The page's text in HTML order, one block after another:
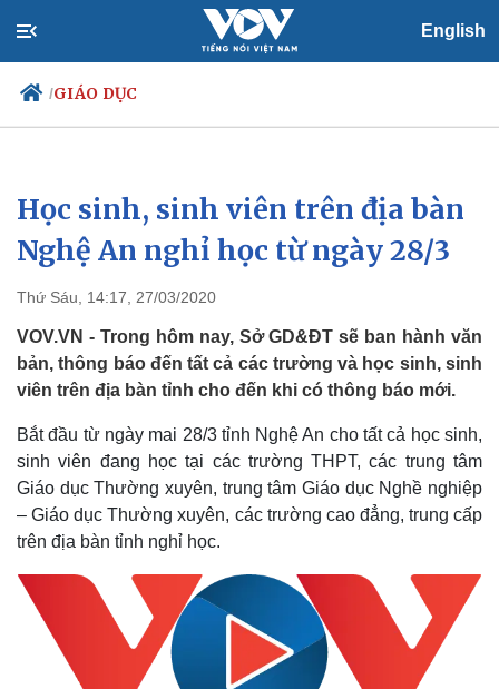
English
/GIÁO DỤC
Chính trị
Đảng
Tổ chức nhân sự
Nhận diện sự thật
Xã hội
Tin 24h
Dự báo thời tiết
Việc làm
Biển đảo
Học sinh, sinh viên trên địa bàn
Nghệ An nghỉ học từ ngày 28/3
Thứ Sáu, 14:17, 27/03/2020
VOV.VN - Trong hôm nay, Sở GD&ĐT sẽ ban hành văn
bản, thông báo đến tất cả các trường và học sinh, sinh
viên trên địa bàn tỉnh cho đến khi có thông báo mới.
Bắt đầu từ ngày mai 28/3 tỉnh Nghệ An cho tất cả học sinh,
sinh viên đang học tại các trường THPT, các trung tâm
Giáo dục Thường xuyên, trung tâm Giáo dục Nghề nghiệp
– Giáo dục Thường xuyên, các trường cao đẳng, trung cấp
trên địa bàn tỉnh nghỉ học.